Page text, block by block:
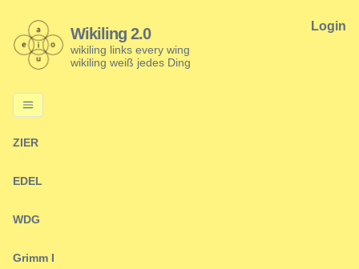
Wikiling 2.0
wikiling links every wing
wikiling weiß jedes Ding
Login
ZIER
EDEL
WDG
Grimm I